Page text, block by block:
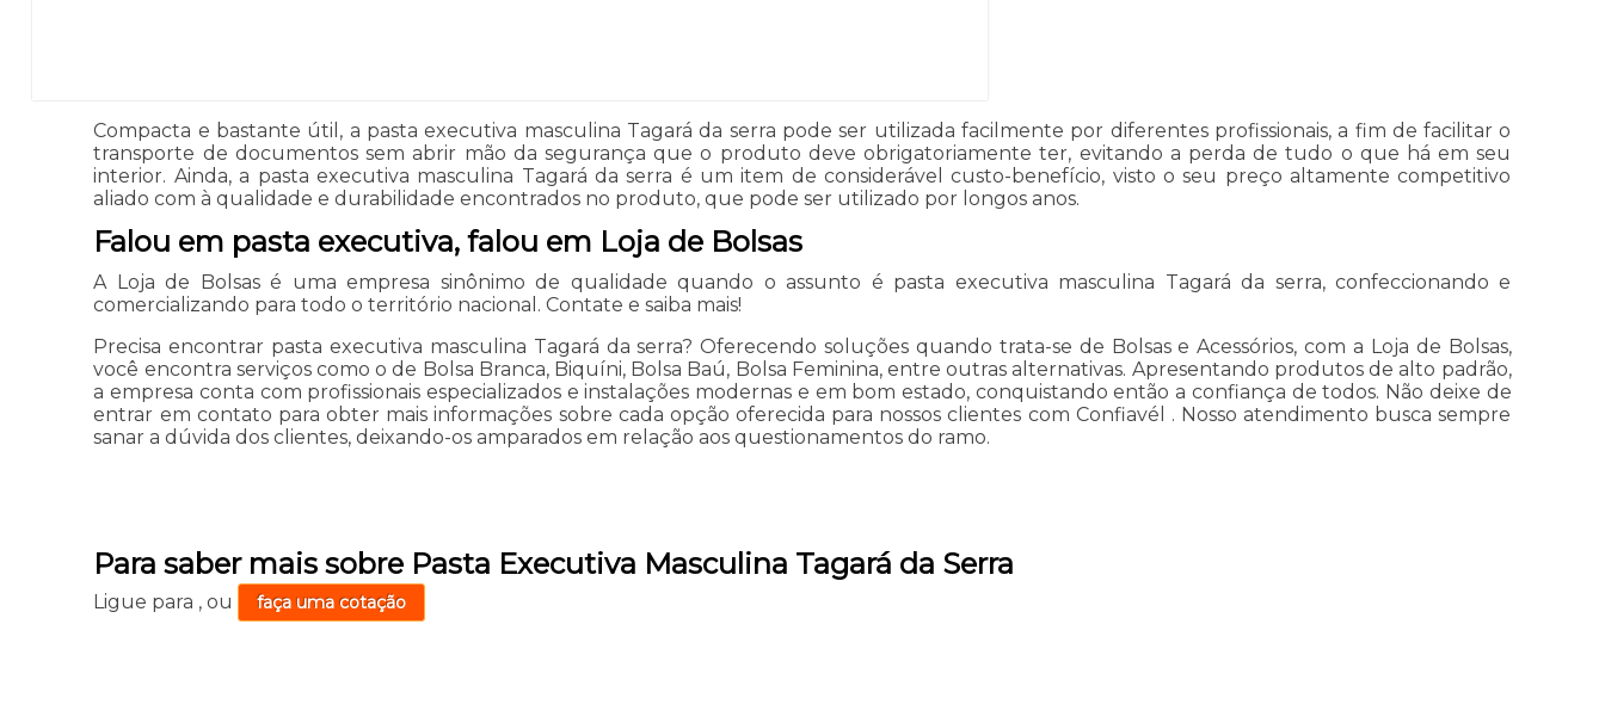
Compacta e bastante útil, a pasta executiva masculina Tagará da serra pode ser utilizada facilmente por diferentes profissionais, a fim de facilitar o
transporte de documentos sem abrir mão da segurança que o produto deve obrigatoriamente ter, evitando a perda de tudo o que há em seu
interior. Ainda, a pasta executiva masculina Tagará da serra é um item de considerável custo-benefício, visto o seu preço altamente competitivo
aliado com à qualidade e durabilidade encontrados no produto, que pode ser utilizado por longos anos.
Falou em pasta executiva, falou em Loja de Bolsas
A Loja de Bolsas é uma empresa sinônimo de qualidade quando o assunto é pasta executiva masculina Tagará da serra, confeccionando e
comercializando para todo o território nacional. Contate e saiba mais!
Precisa encontrar pasta executiva masculina Tagará da serra? Oferecendo soluções quando trata-se de Bolsas e Acessórios, com a Loja de Bolsas,
você encontra serviços como o de Bolsa Branca, Biquíni, Bolsa Baú, Bolsa Feminina, entre outras alternativas. Apresentando produtos de alto padrão,
a empresa conta com profissionais especializados e instalações modernas e em bom estado, conquistando então a confiança de todos. Não deixe de
entrar em contato para obter mais informações sobre cada opção oferecida para nossos clientes com Confiavél . Nosso atendimento busca sempre
sanar a dúvida dos clientes, deixando-os amparados em relação aos questionamentos do ramo.
Para saber mais sobre Pasta Executiva Masculina Tagará da Serra
Ligue para ,ou faça uma cotação